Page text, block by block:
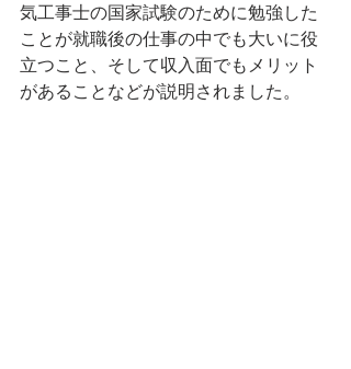
気工事士の国家試験のために勉強した
ことが就職後の仕事の中でも大いに役
立つこと、そして収入面でもメリット
があることなどが説明されました。